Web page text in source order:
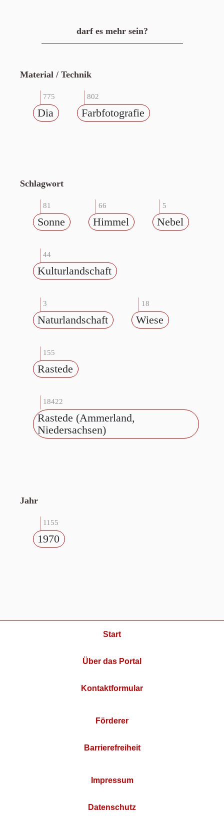
darf es mehr sein?
Material / Technik
775
Dia
802
Farbfotografie
Schlagwort
81
Sonne
66
Himmel
5
Nebel
44
Kulturlandschaft
3
Naturlandschaft
18
Wiese
155
Rastede
18422
Rastede (Ammerland,
Niedersachsen)
Jahr
1155
1970
Start
Über das Portal
Kontaktformular
Förderer
Barrierefreiheit
Impressum
Datenschutz